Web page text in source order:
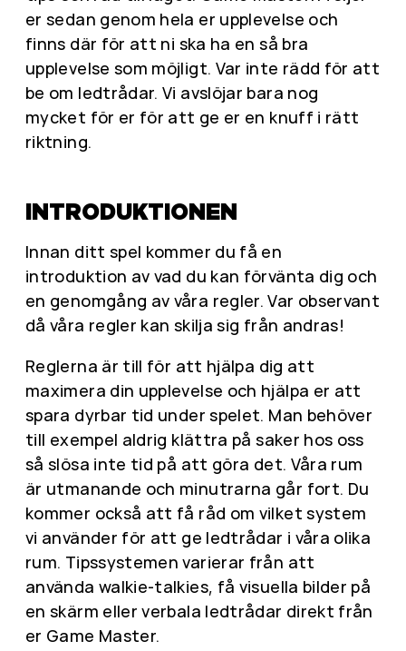
er sedan genom hela er upplevelse och
finns där för att ni ska ha en så bra
upplevelse som möjligt. Var inte rädd för att
be om ledtrådar. Vi avslöjar bara nog
mycket för er för att ge er en knuff i rätt
riktning.
INTRODUKTIONEN
Innan ditt spel kommer du få en
introduktion av vad du kan förvänta dig och
en genomgång av våra regler. Var observant
då våra regler kan skilja sig från andras!
Reglerna är till för att hjälpa dig att
maximera din upplevelse och hjälpa er att
spara dyrbar tid under spelet. Man behöver
till exempel aldrig klättra på saker hos oss
så slösa inte tid på att göra det. Våra rum
är utmanande och minutrarna går fort. Du
kommer också att få råd om vilket system
vi använder för att ge ledtrådar i våra olika
rum. Tipssystemen varierar från att
använda walkie-talkies, få visuella bilder på
en skärm eller verbala ledtrådar direkt från
er Game Master.